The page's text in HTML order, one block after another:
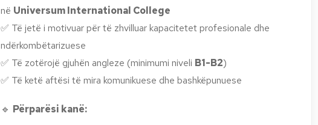
në Universum International College
✅ Të jetë i motivuar për të zhvilluar kapacitetet profesionale dhe
ndërkombëtarizuese
✅ Të zotërojë gjuhën angleze (minimumi niveli B1-B2)
✅ Të ketë aftësi të mira komunikuese dhe bashkëpunuese
🔹 Përparësi kanë: